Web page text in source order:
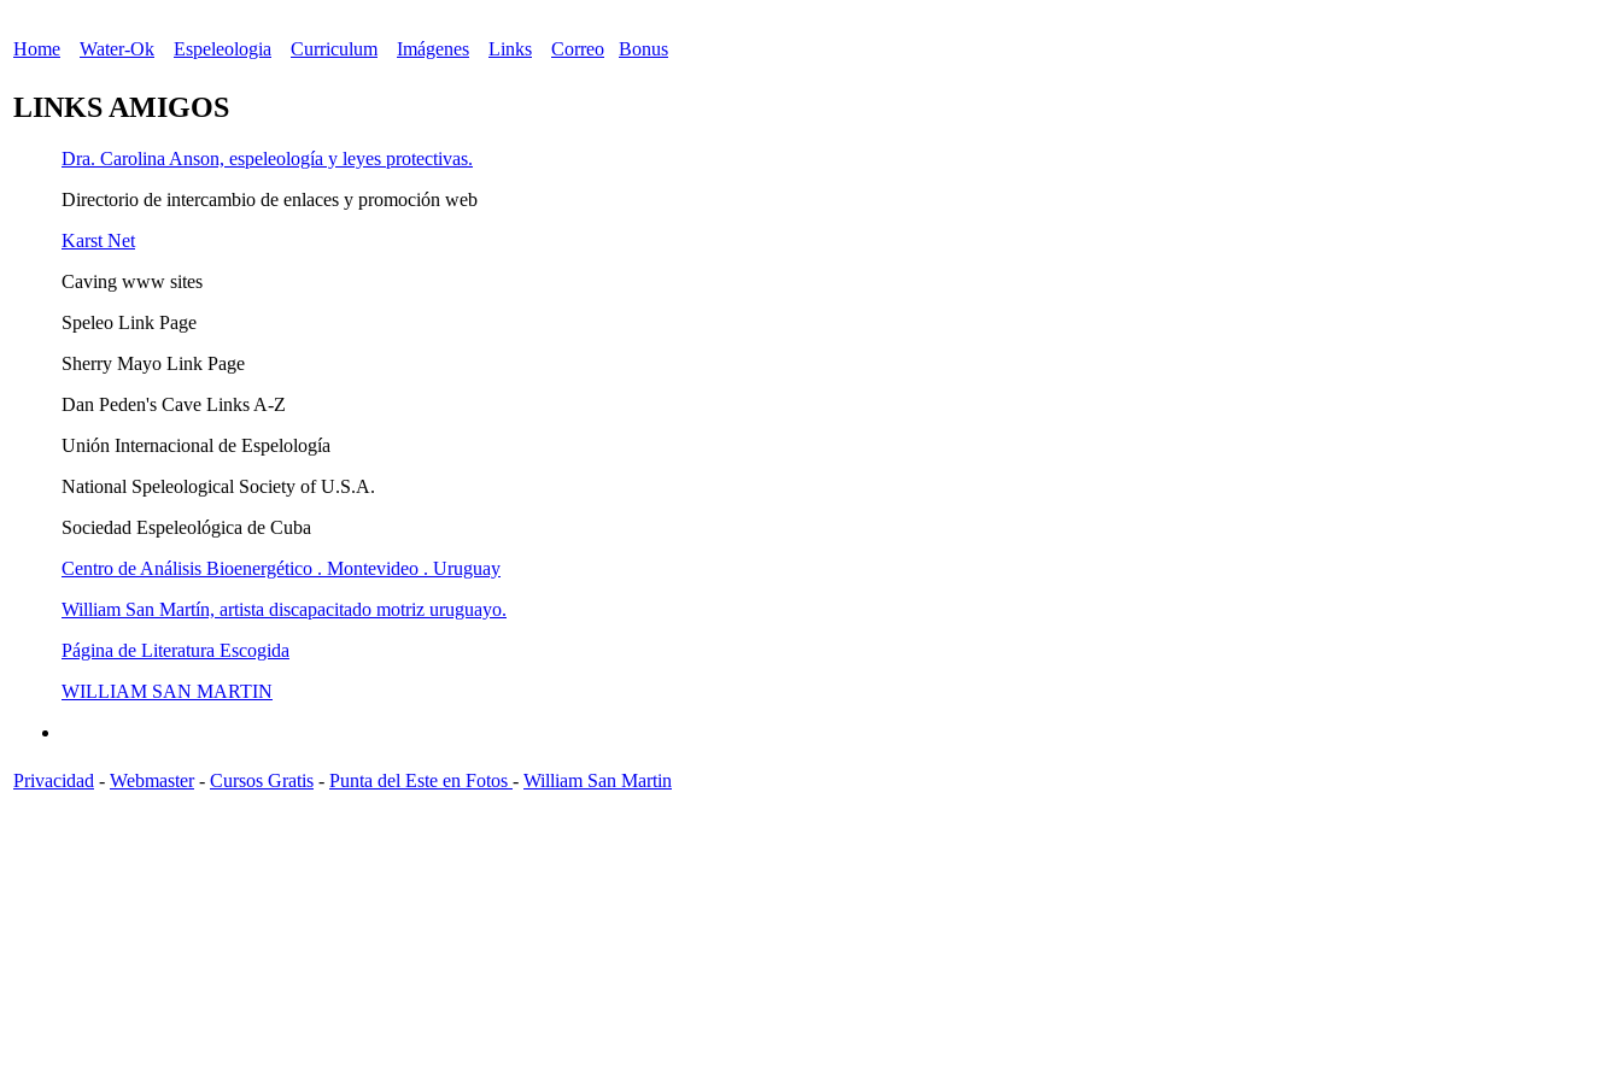
Home Water-Ok Espeleologia Curriculum Imágenes Links Correo Bonus
LINKS AMIGOS
Dra. Carolina Anson, espeleología y leyes protectivas.
Directorio de intercambio de enlaces y promoción web
Karst Net
Caving www sites
Speleo Link Page
Sherry Mayo Link Page
Dan Peden's Cave Links A-Z
Unión Internacional de Espelología
National Speleological Society of U.S.A.
Sociedad Espeleológica de Cuba
Centro de Análisis Bioenergético . Montevideo . Uruguay
William San Martín, artista discapacitado motriz uruguayo.
Página de Literatura Escogida
WILLIAM SAN MARTIN
Privacidad - Webmaster- Cursos Gratis - Punta del Este en Fotos - William San Martin